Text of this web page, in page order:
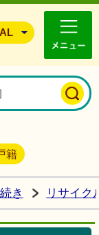
ホームページ
籍
き リサイク